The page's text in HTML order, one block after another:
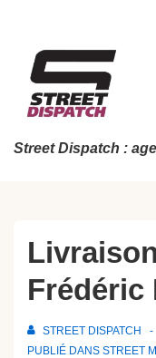
contenu
principal
Street Dispatch :
Frédéric
STREET DISPATCH
PUBLIÉ DANS STREET